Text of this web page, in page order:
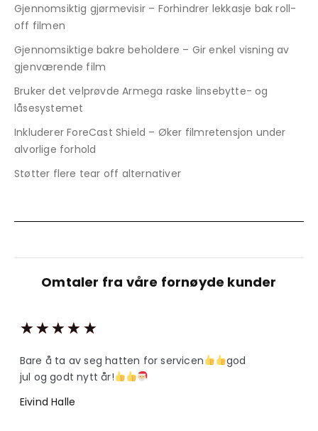
Gjennomsiktig gjørmevisir – Forhindrer lekkasje bak roll-
off filmen
Gjennomsiktige bakre beholdere – Gir enkel visning av
gjenværende film
Bruker det velprøvde Armega raske linsebytte- og
låsesystemet
Inkluderer ForeCast Shield – Øker filmretensjon under
alvorlige forhold
Støtter flere tear off alternativer
Omtaler fra våre fornøyde kunder
★ ★ ★ ★ ★
Bare å ta av seg hatten for servicen
god
jul og godt nytt år!
Eivind Halle